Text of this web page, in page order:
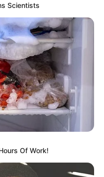
KRİMİNAL
0 0
Scientists
Of Work!